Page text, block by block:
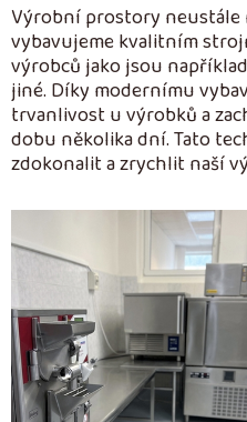
Výrobní prostory neustále
vybavujeme kvalitním
výrobců jako jsou
jiné. Díky modernímu
trvanlivost u výrobků a
dobu několika dní. Tato
zdokonalit a zrychlit naší